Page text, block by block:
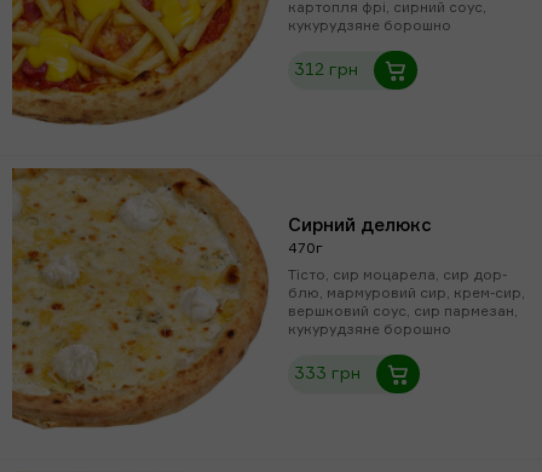
картопля фрі, сирний соус,
кукурудзяне борошно
312 грн
Сирний делюкс
470г
Тісто, сир моцарела, сир дор-
блю, мармуровий сир, крем-сир,
вершковий соус, сир пармезан,
кукурудзяне борошно
333 грн